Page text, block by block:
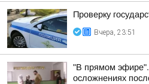
Проверку
Вчера, 23:51
"В прямом эфире".
осложнениях